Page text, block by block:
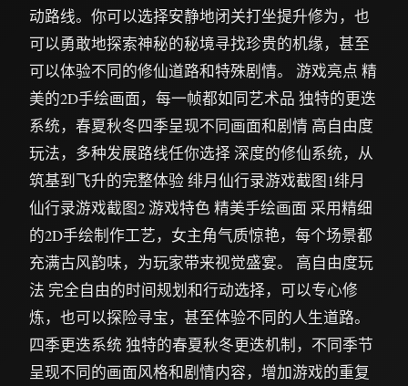
动路线。你可以选择安静地闭关打坐提升修为，也
可以勇敢地探索神秘的秘境寻找珍贵的机缘，甚至
可以体验不同的修仙道路和特殊剧情。 游戏亮点 精
美的2D手绘画面，每一帧都如同艺术品 独特的更迭
系统，春夏秋冬四季呈现不同画面和剧情 高自由度
玩法，多种发展路线任你选择 深度的修仙系统，从
筑基到飞升的完整体验 绯月仙行录游戏截图1绯月
仙行录游戏截图2 游戏特色 精美手绘画面 采用精细
的2D手绘制作工艺，女主角气质惊艳，每个场景都
充满古风韵味，为玩家带来视觉盛宴。 高自由度玩
法 完全自由的时间规划和行动选择，可以专心修
炼，也可以探险寻宝，甚至体验不同的人生道路。
四季更迭系统 独特的春夏秋冬更迭机制，不同季节
呈现不同的画面风格和剧情内容，增加游戏的重复